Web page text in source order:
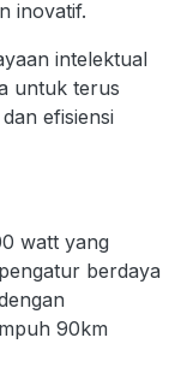
inovatif.
intelektual
untuk terus
efisiensi
watt yang
berdaya
90km